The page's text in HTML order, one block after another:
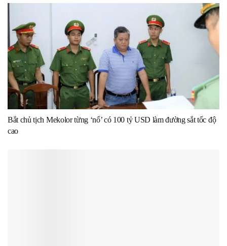
Bắt chủ tịch Mekolor từng ‘nổ’ có 100 tỷ USD làm đường sắt tốc độ
cao